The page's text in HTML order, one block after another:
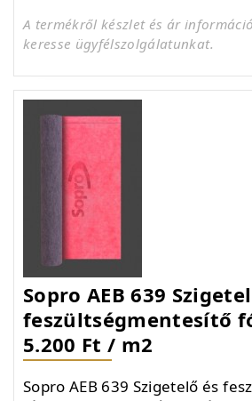
A termékről készlet és ár
keresse ügyfélszolgálatunkat.
Sopro AEB 639
feszültségmentesítő
5.200 Ft / m2
Sopro AEB 639 Szigetelő és